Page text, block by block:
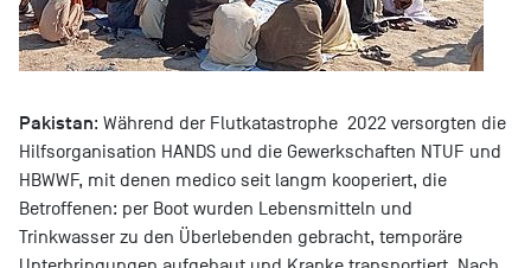
Pakistan: Während der Flutkatastrophe 2022 versorgten die
Hilfsorganisation HANDS und die Gewerkschaften NTUF und
HBWWF, mit denen medico seit langm kooperiert, die
Betroffenen: per Boot wurden Lebensmitteln und
Trinkwasser zu den Überlebenden gebracht, temporäre